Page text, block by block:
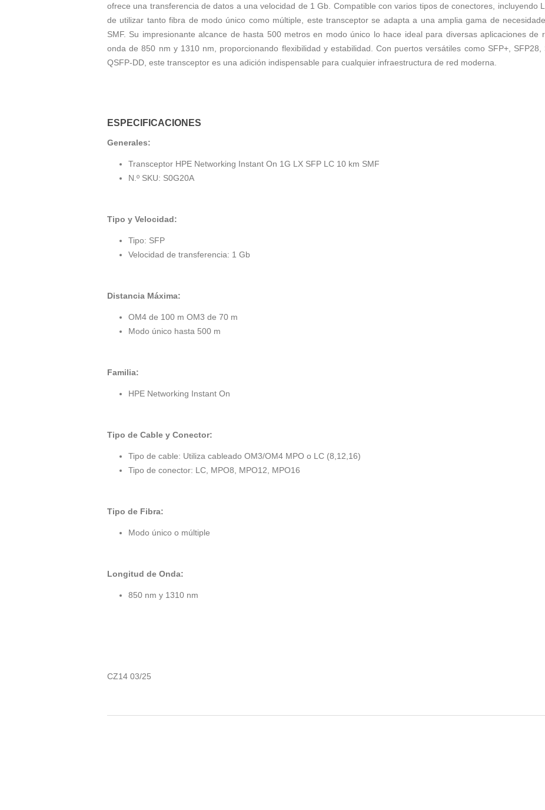
ofrece una transferencia de datos a una velocidad de 1 Gb. Compatible con varios tipos de conectores, incluyendo
de utilizar tanto fibra de modo único como múltiple, este transceptor se adapta a una amplia gama de
SMF. Su impresionante alcance de hasta 500 metros en modo único lo hace ideal para diversas aplicaciones de
onda de 850 nm y 1310 nm, proporcionando flexibilidad y estabilidad. Con puertos versátiles como SFP+, SFP28,
QSFP-DD, este transceptor es una adición indispensable para cualquier infraestructura de red moderna.
ESPECIFICACIONES
Generales:
Transceptor HPE Networking Instant On 1G LX SFP LC 10 km SMF
N.º SKU: S0G20A
Tipo y Velocidad:
Tipo: SFP
Velocidad de transferencia: 1 Gb
Distancia Máxima:
OM4 de 100 m OM3 de 70 m
Modo único hasta 500 m
Familia:
HPE Networking Instant On
Tipo de Cable y Conector:
Tipo de cable: Utiliza cableado OM3/OM4 MPO o LC (8,12,16)
Tipo de conector: LC, MPO8, MPO12, MPO16
Tipo de Fibra:
Modo único o múltiple
Longitud de Onda:
850 nm y 1310 nm
CZ14 03/25